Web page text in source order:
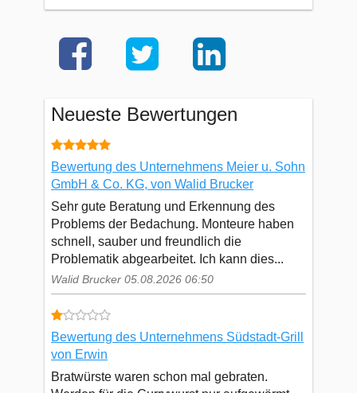
Neueste Bewertungen
Bewertung des Unternehmens Meier u. Sohn
GmbH & Co. KG, von Walid Brucker
Sehr gute Beratung und Erkennung des
Problems der Bedachung. Monteure haben
schnell, sauber und freundlich die
Problematik abgearbeitet. Ich kann dies...
Walid Brucker 05.08.2026 06:50
Bewertung des Unternehmens Südstadt-Grill
von Erwin
Bratwürste waren schon mal gebraten.